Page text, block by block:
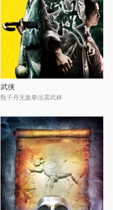
武侠
甄子丹无敌拳法震武林